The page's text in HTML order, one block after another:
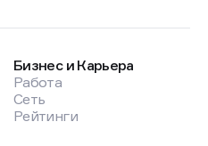
Бизнес и Карьера
Работа
Сеть
Рейтинги